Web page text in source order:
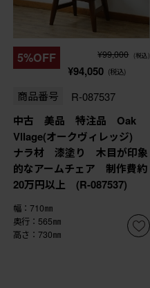
5%OFF ¥99,000 (税込)
¥94,050 (税込)
商品番号 R-087537
中古 美品 特注品 Oak
Vllage(オークヴィレッジ)
ナラ材 漆塗り 木目が印象
的なアームチェア 制作費約
20万円以上 (R-087537)
幅：710㎜
奥行：565㎜
高さ：730㎜